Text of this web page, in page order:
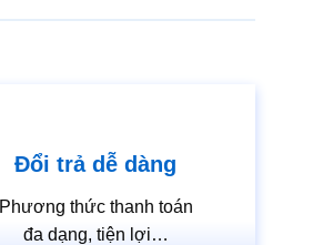
Đổi trả dễ dàng
Phương thức thanh toán
đa dạng, tiện lợi…